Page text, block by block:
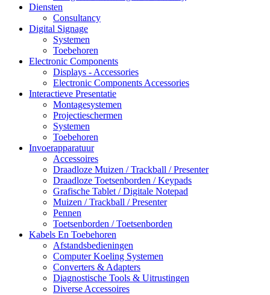
Diensten
Consultancy
Digital Signage
Systemen
Toebehoren
Electronic Components
Displays - Accessories
Electronic Components Accessories
Interactieve Presentatie
Montagesystemen
Projectieschermen
Systemen
Toebehoren
Invoerapparatuur
Accessoires
Draadloze Muizen / Trackball / Presenter
Draadloze Toetsenborden / Keypads
Grafische Tablet / Digitale Notepad
Muizen / Trackball / Presenter
Pennen
Toetsenborden / Toetsenborden
Kabels En Toebehoren
Afstandsbedieningen
Computer Koeling Systemen
Converters & Adapters
Diagnostische Tools & Uitrustingen
Diverse Accessoires